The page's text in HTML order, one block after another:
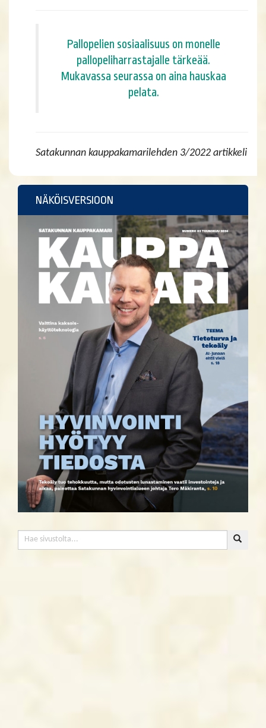
Pallopelien sosiaalisuus on monelle
pallopeliharrastajalle tärkeää.
Mukavassa seurassa on aina hauskaa
pelata.
Satakunnan kauppakamarilehden 3/2022 artikkeli
NÄKÖISVERSIOON